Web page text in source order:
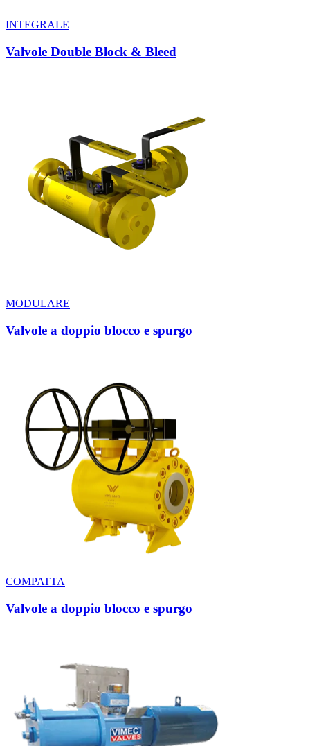
INTEGRALE
Valvole Double Block & Bleed
MODULARE
Valvole a doppio blocco e spurgo
COMPATTA
Valvole a doppio blocco e spurgo